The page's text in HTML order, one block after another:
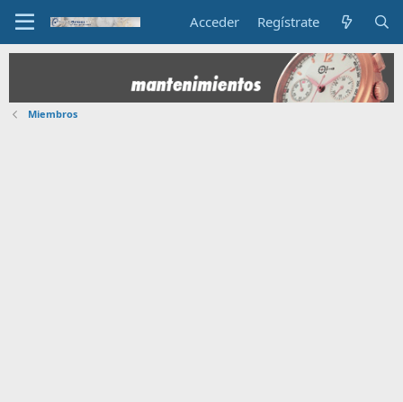
Acceder Regístrate
Miembros